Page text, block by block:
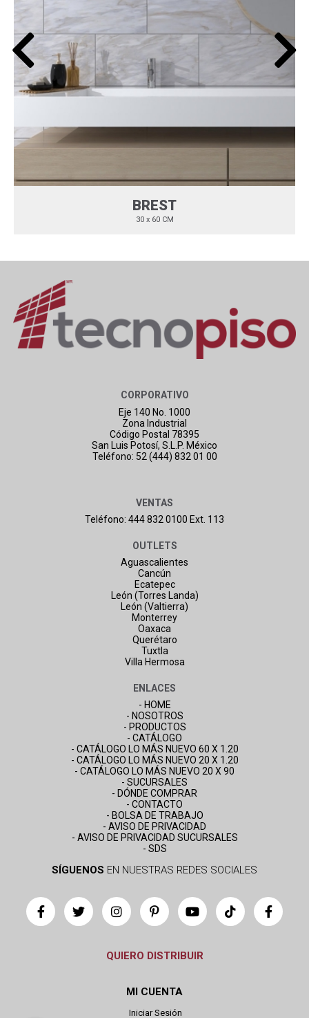
BREST
30 x 60 CM
CORPORATIVO
Eje 140 No. 1000
Zona Industrial
Código Postal 78395
San Luis Potosí, S.L.P. México
Teléfono: 52 (444) 832 01 00
VENTAS
Teléfono: 444 832 0100 Ext. 113
OUTLETS
Aguascalientes
Cancún
Ecatepec
León (Torres Landa)
León (Valtierra)
Monterrey
Oaxaca
Querétaro
Tuxtla
Villa Hermosa
ENLACES
- HOME
- NOSOTROS
- PRODUCTOS
- CATÁLOGO
- CATÁLOGO LO MÁS NUEVO 60 X 1.20
- CATÁLOGO LO MÁS NUEVO 20 X 1.20
- CATÁLOGO LO MÁS NUEVO 20 X 90
- SUCURSALES
- DÓNDE COMPRAR
- CONTACTO
- BOLSA DE TRABAJO
- AVISO DE PRIVACIDAD
- AVISO DE PRIVACIDAD SUCURSALES
- SDS
SÍGUENOS EN NUESTRAS REDES SOCIALES
QUIERO DISTRIBUIR
MI CUENTA
Iniciar Sesión